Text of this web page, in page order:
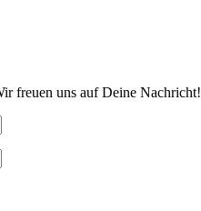
freuen uns auf Deine Nachricht!